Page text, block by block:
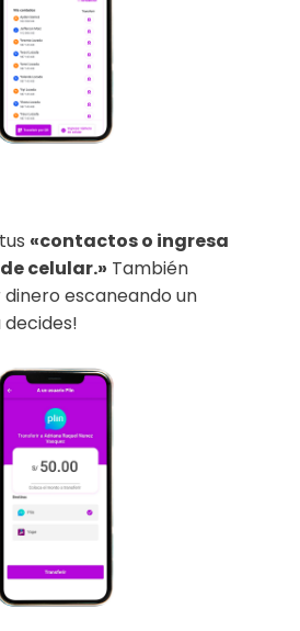
«contactos o ingresa
celular.» También
escaneando un
decides!